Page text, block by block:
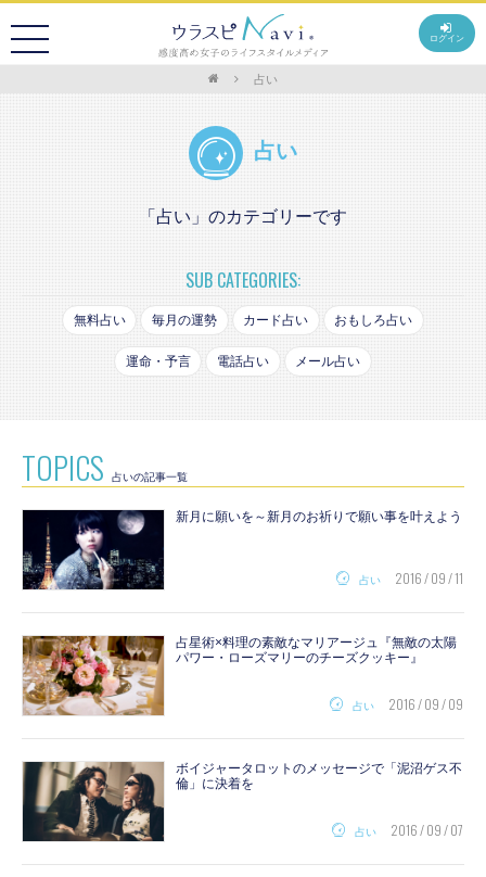
ログイン
占い
占い
「占い」のカテゴリーです
SUB CATEGORIES:
無料占い 毎月の運勢 カード占い おもしろ占い
運命・予言 電話占い メール占い
TOPICS 占いの記事一覧
新月に願いを～新月のお祈りで願い事を叶えよう
占い 2016 / 09 / 11
占星術×料理の素敵なマリアージュ『無敵の太陽
パワー・ローズマリーのチーズクッキー』
占い 2016 / 09 / 09
ボイジャータロットのメッセージで「泥沼ゲス不
倫」に決着を
占い 2016 / 09 / 07